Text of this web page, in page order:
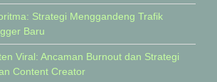
Strategi Menggandeng Trafik
Baru
Viral: Ancaman Burnout dan Strategi
Content Creator